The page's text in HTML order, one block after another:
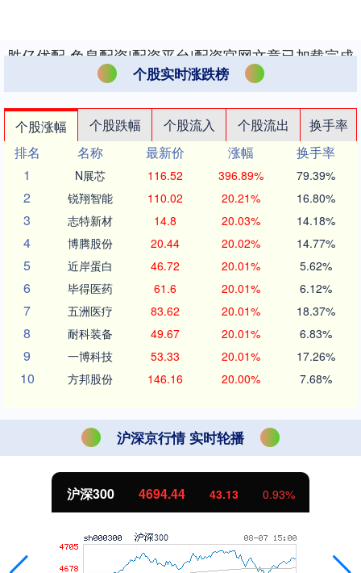
胜亿优配-免息配资|配资平台|配资官网文章已加载完成
个股实时涨跌榜
个股涨幅 个股跌幅 个股流入 个股流出
换手率
排名
名称 最新价 涨幅
换手率
1
N展芯 116.52 396.89% 79.39%
2 锐翔智能 110.02 20.21% 16.80%
3 志特新材 14.8 20.03% 14.18%
4 博腾股份 20.44 20.02% 14.77%
5 近岸蛋白 46.72 20.01% 5.62%
6 毕得医药 61.6 20.01% 6.12%
7 五洲医疗 83.62 20.01% 18.37%
8 耐科装备 49.67 20.01% 6.83%
9 一博科技 53.33 20.01% 17.26%
10 方邦股份 146.16 20.00% 7.68%
沪深京行情 实时轮播
沪深300 4694.44 43.13 0.93%